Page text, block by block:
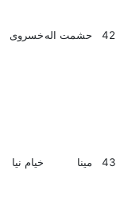
42 حشمت الهخسروی
43 مینا خیام نیا